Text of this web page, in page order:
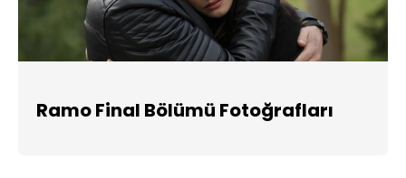
Ramo Final Bölümü Fotoğrafları